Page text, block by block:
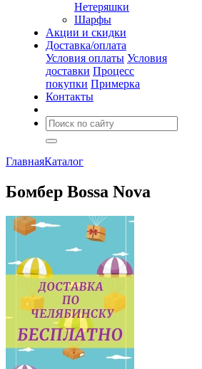
Нетеряшки
Шарфы
Акции и скидки
Доставка/оплата
Условия оплаты Условия
доставки Процесс
покупки Примерка
Контакты
ГлавнаяКаталог
Бомбер Bossa Nova